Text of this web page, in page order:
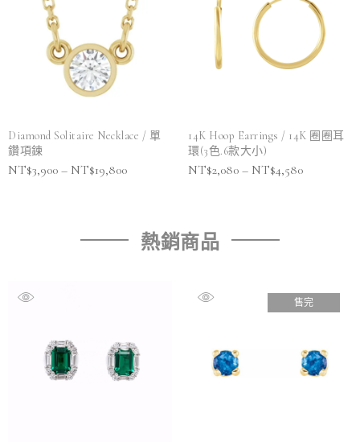
Diamond Solitaire Necklace / 單
鑽項鍊
NT$3,900 – NT$19,800
14K Hoop Earrings / 14K 圈圈耳
環(3色.6款大小)
NT$2,080 – NT$4,580
熱銷商品
售完